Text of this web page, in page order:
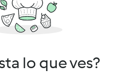
lo que ves?